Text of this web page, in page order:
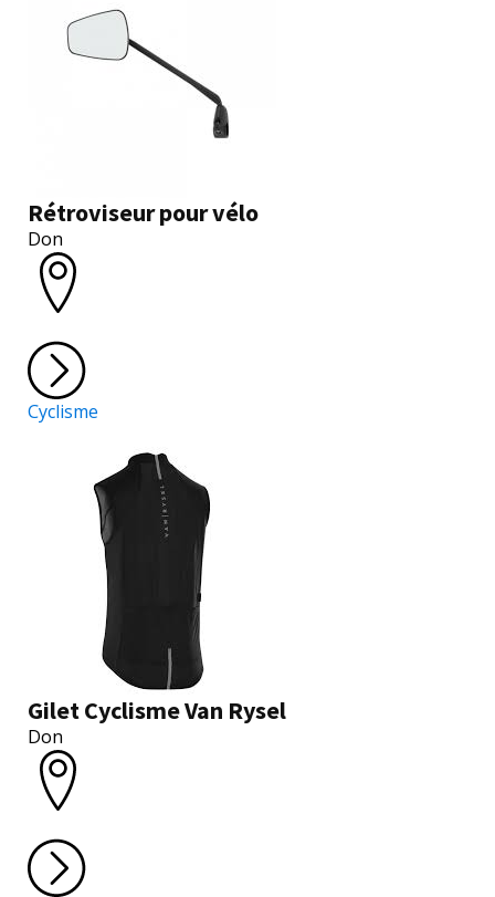
Rétroviseur pour vélo
Don
Cyclisme
Gilet Cyclisme Van Rysel
Don